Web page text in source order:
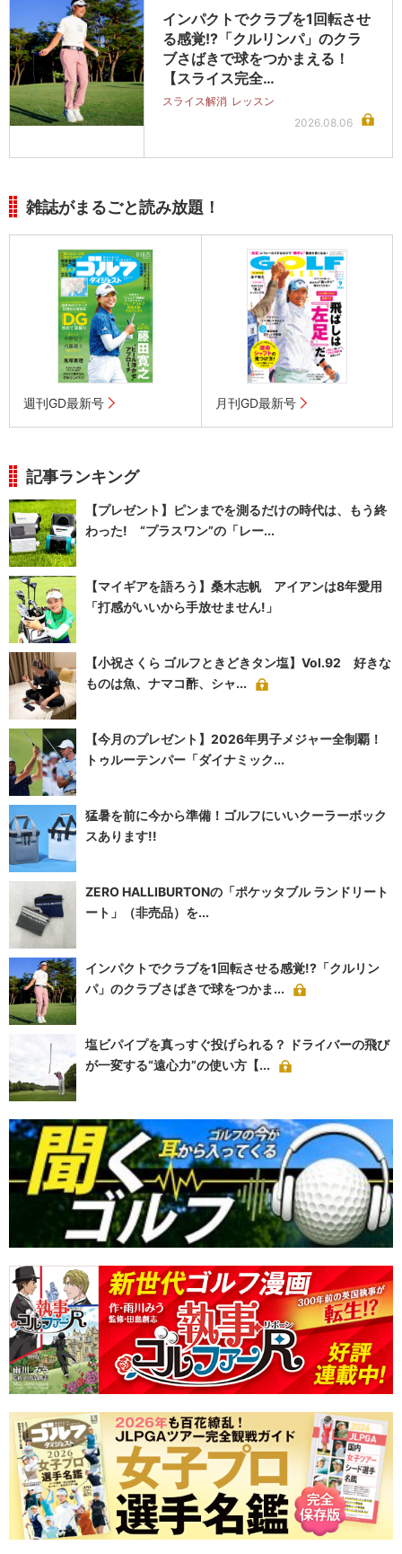
インパクトでクラブを1回転させ
る感覚!?「クルリンパ」のクラ
ブさばきで球をつかまえる！
【スライス完全…
スライス解消 レッスン
2026.08.06
雑誌がまるごと読み放題！
週刊GD最新号 月刊GD最新号
記事ランキング
【プレゼント】ピンまでを測るだけの時代は、もう終
わった! “プラスワン”の「レー...
【マイギアを語ろう】桑木志帆 アイアンは8年愛用
「打感がいいから手放せません!」
【小祝さくら ゴルフときどきタン塩】Vol.92 好きな
ものは魚、ナマコ酢、シャ...
【今月のプレゼント】2026年男子メジャー全制覇！
トゥルーテンパー「ダイナミック...
猛暑を前に今から準備！ゴルフにいいクーラーボック
スあります!!
ZERO HALLIBURTONの「ポケッタブル ランドリート
ート」（非売品）を...
インパクトでクラブを1回転させる感覚!?「クルリン
パ」のクラブさばきで球をつかま...
塩ビパイプを真っすぐ投げられる？ ドライバーの飛び
が一変する“遠心力”の使い方【...